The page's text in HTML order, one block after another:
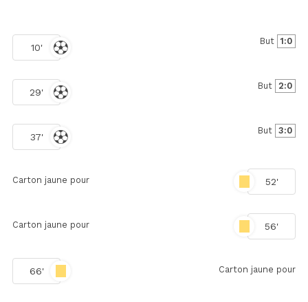
10'
But 1:0
29'
But 2:0
37'
But 3:0
52'
Carton jaune pour
56'
Carton jaune pour
66' Carton jaune pour